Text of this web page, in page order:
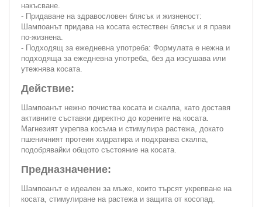
накъсване.
- Придаване на здравословен блясък и жизненост:
Шампоанът придава на косата естествен блясък и я прави
по-жизнена.
- Подходящ за ежедневна употреба: Формулата е нежна и
подходяща за ежедневна употреба, без да изсушава или
утежнява косата.
Действие:
Шампоанът нежно почиства косата и скалпа, като доставя
активните съставки директно до корените на косата.
Магнезият укрепва косъма и стимулира растежа, докато
пшеничният протеин хидратира и подхранва скалпа,
подобрявайки общото състояние на косата.
Предназначение:
Шампоанът е идеален за мъже, които търсят укрепване на
косата, стимулиране на растежа и защита от косопад.